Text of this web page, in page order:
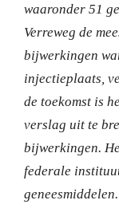
waaronder 51
Verreweg de
bijwerkingen
injectieplaats,
de toekomst is
verslag uit te
bijwerkingen.
federale